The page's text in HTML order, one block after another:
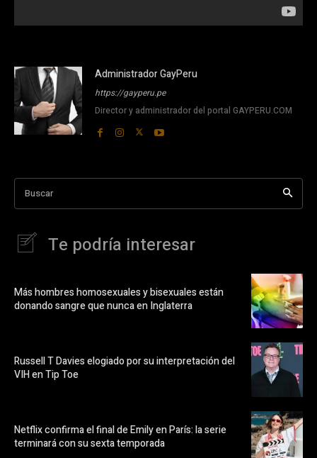
Administrador GayPeru
https://gayperu.pe
Director y administrador del portal GAYPERU.COM
Buscar
Te podría interesar
Más hombres homosexuales y bisexuales están
donando sangre que nunca en Inglaterra
Russell T Davies elogiado por su interpretación del
VIH en Tip Toe
Netflix confirma el final de Emily en París: la serie
terminará con su sexta temporada